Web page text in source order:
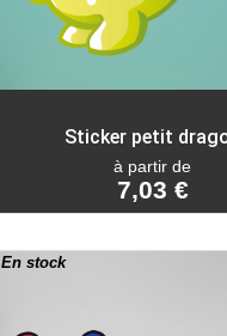
Sticker petit
à partir de
7,03 €
En stock